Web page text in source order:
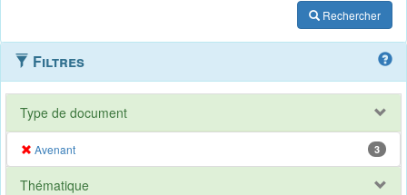
Rechercher
Filtres
Type de document
Avenant 3
Thématique